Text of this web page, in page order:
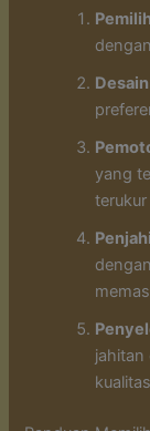
Desain
yang
jahitan